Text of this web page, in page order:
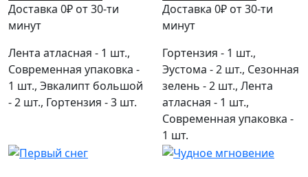
Доставка 0₽ от 30-ти
минут
Лента атласная - 1 шт.,
Современная упаковка -
1 шт., Эвкалипт большой
- 2 шт., Гортензия - 3 шт.
Доставка 0₽ от 30-ти
минут
Гортензия - 1 шт.,
Эустома - 2 шт., Сезонная
зелень - 2 шт., Лента
атласная - 1 шт.,
Современная упаковка -
1 шт.